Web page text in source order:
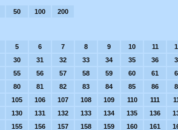
50 100 200
5 6 7 8 9 10 11
30 31 32 33 34 35 36
55 56 57 58 59 60 61
80 81 82 83 84 85 86
105 106 107 108 109 110 111
130 131 132 133 134 135 136
155 156 157 158 159 160 161